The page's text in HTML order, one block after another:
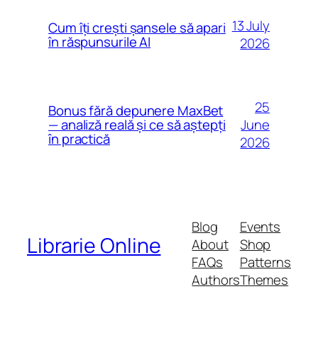
Cum îți crești șansele să apari
în răspunsurile AI
13 July
2026
Bonus fără depunere MaxBet
— analiză reală și ce să aștepți
în practică
25
June
2026
Librarie Online
Blog
About
FAQs
Authors
Events
Shop
Patterns
Themes